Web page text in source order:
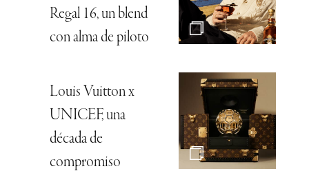
Regal 16, un blend
con alma de piloto
Louis Vuitton x
UNICEF, una
década de
compromiso